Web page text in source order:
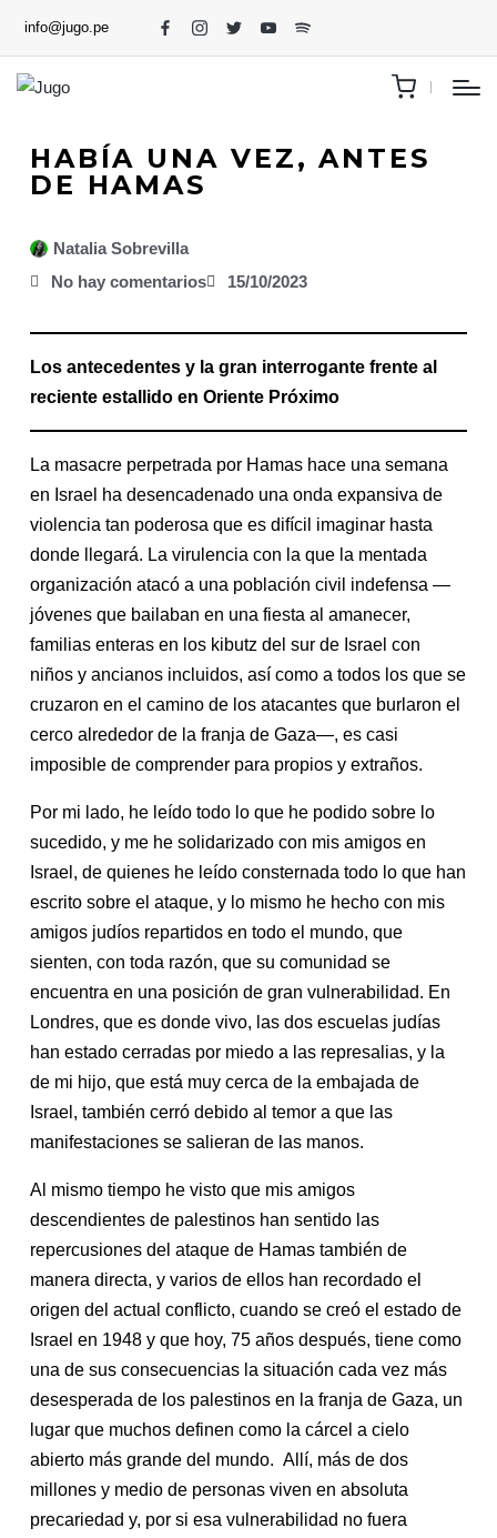
info@jugo.pe
HABÍA UNA VEZ, ANTES
DE HAMAS
Natalia Sobrevilla
No hay comentarios
15/10/2023
Los antecedentes y la gran interrogante frente al
reciente estallido en Oriente Próximo
La masacre perpetrada por Hamas hace una semana
en Israel ha desencadenado una onda expansiva de
violencia tan poderosa que es difícil imaginar hasta
donde llegará. La virulencia con la que la mentada
organización atacó a una población civil indefensa —
jóvenes que bailaban en una fiesta al amanecer,
familias enteras en los kibutz del sur de Israel con
niños y ancianos incluidos, así como a todos los que se
cruzaron en el camino de los atacantes que burlaron el
cerco alrededor de la franja de Gaza—, es casi
imposible de comprender para propios y extraños.
Por mi lado, he leído todo lo que he podido sobre lo
sucedido, y me he solidarizado con mis amigos en
Israel, de quienes he leído consternada todo lo que han
escrito sobre el ataque, y lo mismo he hecho con mis
amigos judíos repartidos en todo el mundo, que
sienten, con toda razón, que su comunidad se
encuentra en una posición de gran vulnerabilidad. En
Londres, que es donde vivo, las dos escuelas judías
han estado cerradas por miedo a las represalias, y la
de mi hijo, que está muy cerca de la embajada de
Israel, también cerró debido al temor a que las
manifestaciones se salieran de las manos.
Al mismo tiempo he visto que mis amigos
descendientes de palestinos han sentido las
repercusiones del ataque de Hamas también de
manera directa, y varios de ellos han recordado el
origen del actual conflicto, cuando se creó el estado de
Israel en 1948 y que hoy, 75 años después, tiene como
una de sus consecuencias la situación cada vez más
desesperada de los palestinos en la franja de Gaza, un
lugar que muchos definen como la cárcel a cielo
abierto más grande del mundo. Allí, más de dos
millones y medio de personas viven en absoluta
precariedad y, por si esa vulnerabilidad no fuera